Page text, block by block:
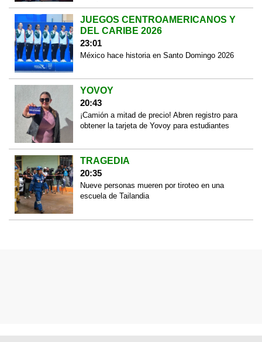
JUEGOS CENTROAMERICANOS Y
DEL CARIBE 2026
23:01
México hace historia en Santo Domingo 2026
YOVOY
20:43
¡Camión a mitad de precio! Abren registro para
obtener la tarjeta de Yovoy para estudiantes
TRAGEDIA
20:35
Nueve personas mueren por tiroteo en una
escuela de Tailandia